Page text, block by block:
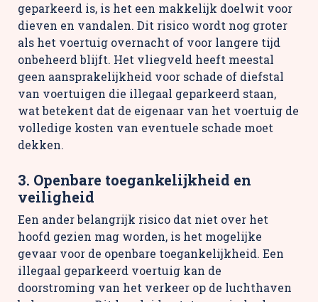
geparkeerd is, is het een makkelijk doelwit voor
dieven en vandalen. Dit risico wordt nog groter
als het voertuig overnacht of voor langere tijd
onbeheerd blijft. Het vliegveld heeft meestal
geen aansprakelijkheid voor schade of diefstal
van voertuigen die illegaal geparkeerd staan,
wat betekent dat de eigenaar van het voertuig de
volledige kosten van eventuele schade moet
dekken.
3. Openbare toegankelijkheid en
veiligheid
Een ander belangrijk risico dat niet over het
hoofd gezien mag worden, is het mogelijke
gevaar voor de openbare toegankelijkheid. Een
illegaal geparkeerd voertuig kan de
doorstroming van het verkeer op de luchthaven